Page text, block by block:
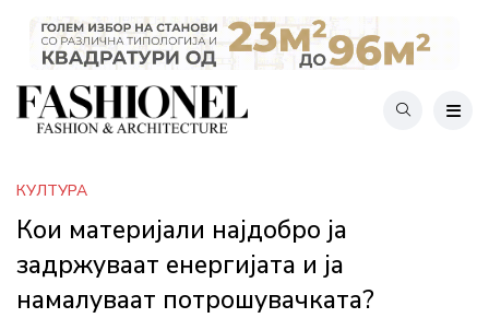
КУЛТУРА
Кои материјали најдобро ја
задржуваат енергијата и ја
намалуваат потрошувачката?